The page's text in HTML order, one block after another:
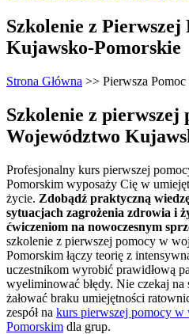
Szkolenie z Pierwszej
Kujawsko-Pomorskie
Strona Główna >> Pierwsza
Szkolenie z
Województwo
Profesjonalny kurs pierwszej
Pomorskim wyposaży Cię w
życie. Zdobądź praktyczną
sytuacjach zagrożenia zdrowia i
ćwiczeniom na nowoczesnym
szkolenie z pierwszej pomocy w
Pomorskim łączy teorię z
uczestnikom wyrobić prawidłową
wyeliminować błędy. Nie czekaj
żałować braku umiejętności
zespół na kurs pierwszej pomocy w
Pomorskim dla grup.